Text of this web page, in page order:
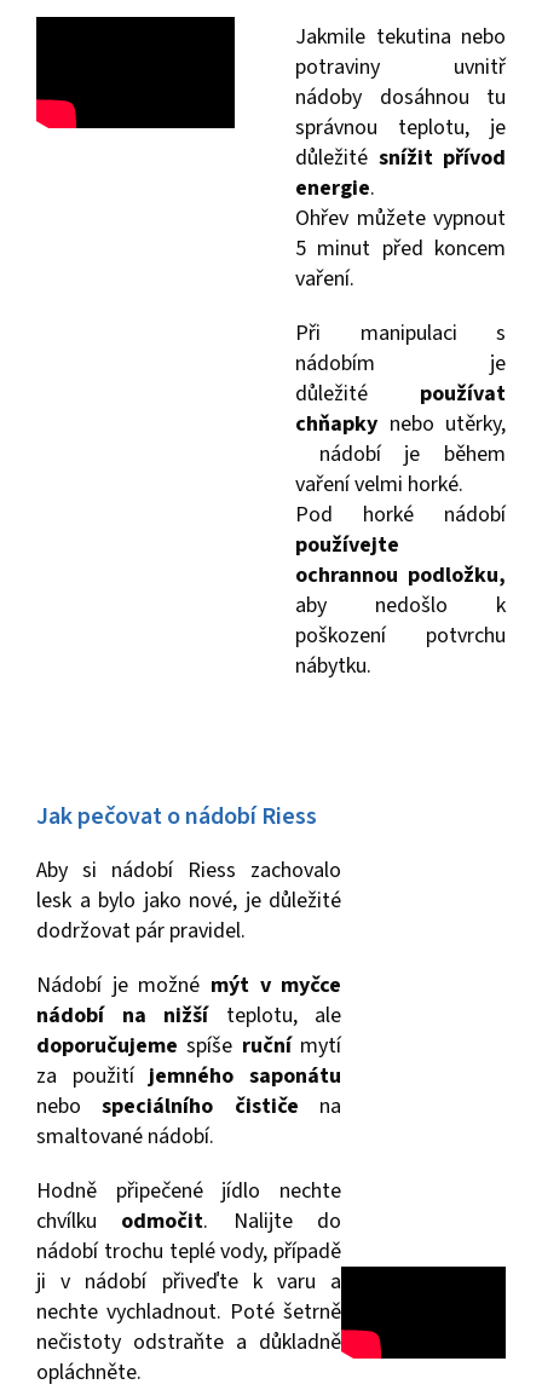
Jakmile tekutina nebo
potraviny uvnitř
nádoby dosáhnou tu
správnou teplotu, je
důležité snížit přívod
energie.
Ohřev můžete vypnout
5 minut před koncem
vaření.
Při manipulaci s
nádobím je
důležité používat
chňapky nebo utěrky,
nádobí je během
vaření velmi horké.
Pod horké nádobí
používejte
ochrannou podložku,
aby nedošlo k
poškození potvrchu
nábytku.
Jak pečovat o nádobí Riess
Aby si nádobí Riess zachovalo
lesk a bylo jako nové, je důležité
dodržovat pár pravidel.
Nádobí je možné mýt v myčce
nádobí na nižšíteplotu, ale
doporučujeme spíše ručnímytí
za použitíjemného saponátu
nebospeciálního čističe na
smaltované nádobí.
Hodně připečené jídlo nechte
chvílku odmočit. Nalijte do
nádobí trochu teplé vody, případě
ji v nádobí přiveďte k varu a
nechte vychladnout. Poté šetrně
nečistoty odstraňte a důkladně
opláchněte.